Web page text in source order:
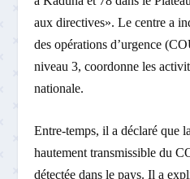
aux directives». Le centre a
des opérations d’urgence
niveau 3, coordonne les
nationale.
Entre-temps, il a déclaré que
hautement transmissible du
détectée dans le pays. Il a